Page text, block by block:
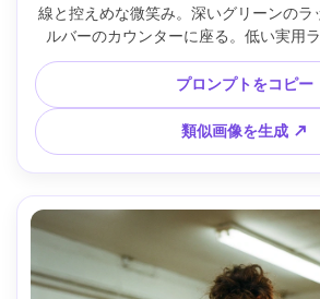
線と控えめな微笑み。深いグリーンのラ
ルバーのカウンターに座る。低い実用
ー、50mm f/1.4、3/4ポートレート、自
雰囲気、リアルな肌質と繊細なシワ、自
げ、シャープな焦点 --ar
プロンプトをコピー
類似画像を生成 ↗